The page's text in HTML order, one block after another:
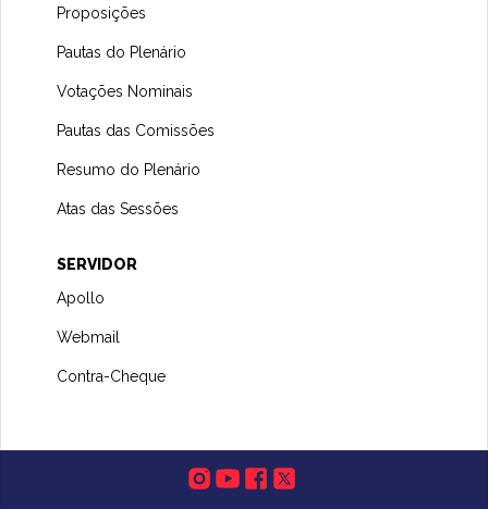
Proposições
Pautas do Plenário
Votações Nominais
Pautas das Comissões
Resumo do Plenário
Atas das Sessões
SERVIDOR
Apollo
Webmail
Contra-Cheque